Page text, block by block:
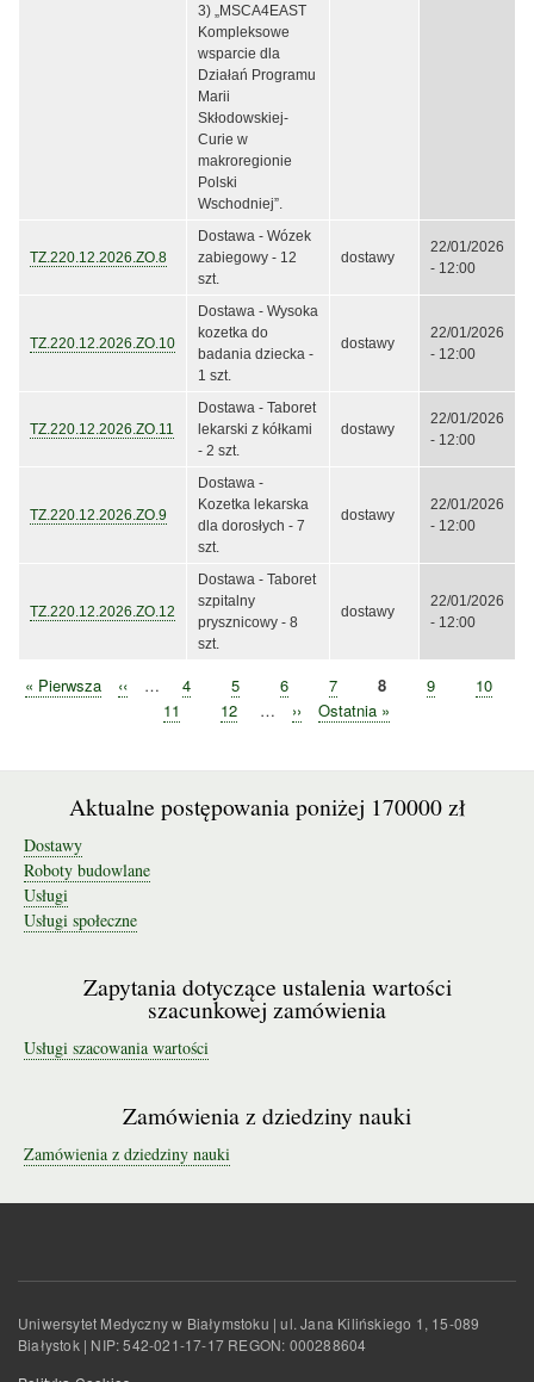
3) „MSCA4EAST
Kompleksowe
wsparcie dla
Działań Programu
Marii
Skłodowskiej-
Curie w
makroregionie
Polski
Wschodniej”.
TZ.220.12.2026.ZO.8
Dostawa - Wózek
zabiegowy - 12
szt.
dostawy
22/01/2026
- 12:00
TZ.220.12.2026.ZO.10
Dostawa - Wysoka
kozetka do
badania dziecka -
1 szt.
dostawy
22/01/2026
- 12:00
TZ.220.12.2026.ZO.11
Dostawa - Taboret
lekarski z kółkami
- 2 szt.
dostawy
22/01/2026
- 12:00
TZ.220.12.2026.ZO.9
Dostawa -
Kozetka lekarska
dla dorosłych - 7
szt.
dostawy
22/01/2026
- 12:00
TZ.220.12.2026.ZO.12
Dostawa - Taboret
szpitalny
prysznicowy - 8
szt.
dostawy
22/01/2026
- 12:00
Stronicowanie
Pierwsza
« Pierwsza
Poprzednia
‹‹ … Strona
4 Strona
5 Strona
6 Strona
7
Bieżąca
strona
8 Strona
9 Strona
10
Strona
11 Strona
12 …
Następna
››
Ostatnia
Ostatnia »
Aktualne postępowania poniżej 170000 zł
Dostawy
Roboty budowlane
Usługi
Usługi społeczne
Zapytania dotyczące ustalenia wartości
szacunkowej zamówienia
Usługi szacowania wartości
Zamówienia z dziedziny nauki
Zamówienia z dziedziny nauki
Uniwersytet Medyczny w Białymstoku | ul. Jana Kilińskiego 1, 15-089
Białystok | NIP: 542-021-17-17 REGON: 000288604